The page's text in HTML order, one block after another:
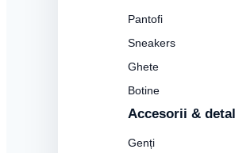
Pantofi
Sneakers
Ghete
Botine
Accesorii &
Genți